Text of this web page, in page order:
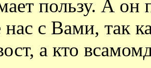
пользу. А он
нас с Вами, так
а кто